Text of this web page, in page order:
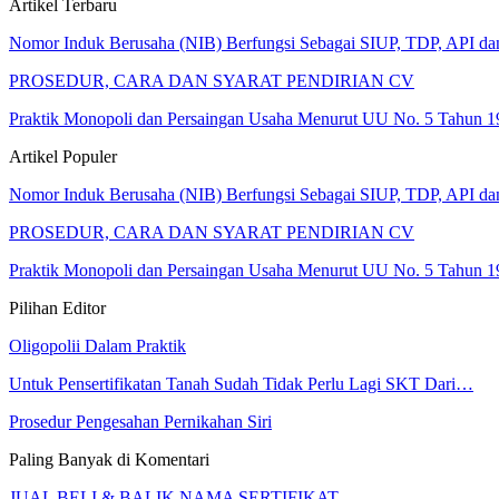
Artikel Terbaru
Nomor Induk Berusaha (NIB) Berfungsi Sebagai SIUP, TDP, API
PROSEDUR, CARA DAN SYARAT PENDIRIAN CV
Praktik Monopoli dan Persaingan Usaha Menurut UU No. 5 Tahun
Artikel Populer
Nomor Induk Berusaha (NIB) Berfungsi Sebagai SIUP, TDP, API
PROSEDUR, CARA DAN SYARAT PENDIRIAN CV
Praktik Monopoli dan Persaingan Usaha Menurut UU No. 5 Tahun
Pilihan Editor
Oligopolii Dalam Praktik
Untuk Pensertifikatan Tanah Sudah Tidak Perlu Lagi SKT Dari…
Prosedur Pengesahan Pernikahan Siri
Paling Banyak di Komentari